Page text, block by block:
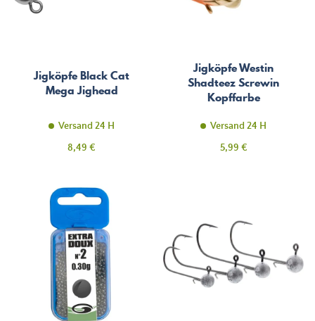
Jigköpfe Black Cat
Mega Jighead
Versand 24 H
Preis
8,49 €
Jigköpfe Westin
Shadteez Screwin
Kopffarbe
Versand 24 H
Preis
5,99 €